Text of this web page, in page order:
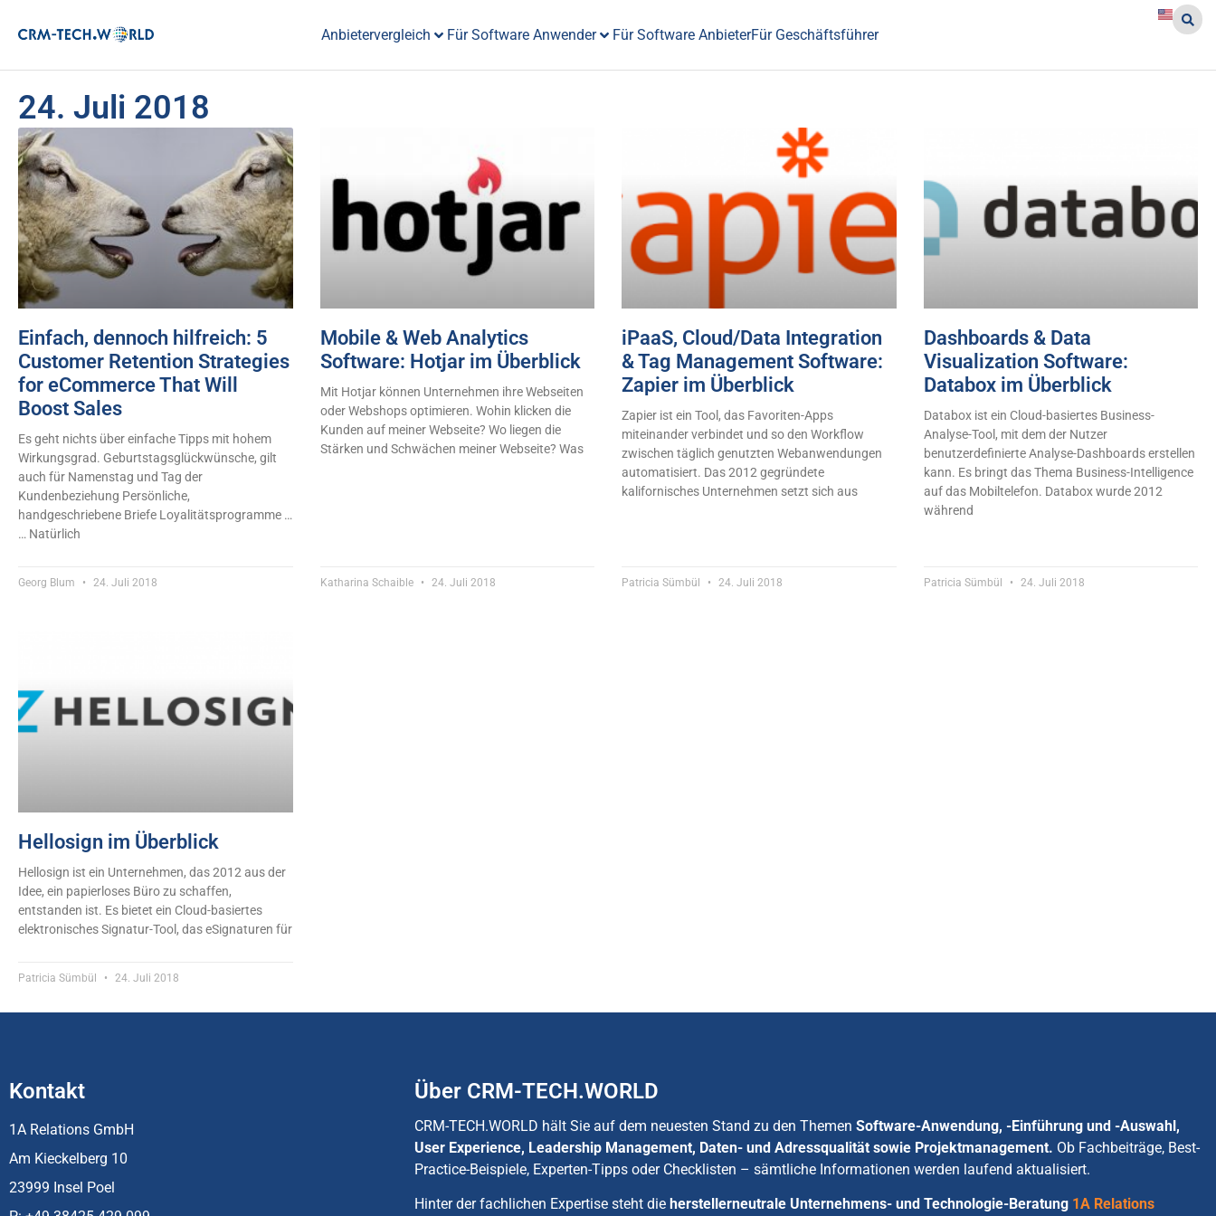
Anbietervergleich Für Software Anwender Für Software AnbieterFür Geschäftsführer
24. Juli 2018
Einfach, dennoch hilfreich: 5
Customer Retention Strategies
for eCommerce That Will
Boost Sales
Es geht nichts über einfache Tipps mit hohem
Wirkungsgrad. Geburtstagsglückwünsche, gilt
auch für Namenstag und Tag der
Kundenbeziehung Persönliche,
handgeschriebene Briefe Loyalitätsprogramme …
… Natürlich
Georg Blum 24. Juli 2018
Mobile & Web Analytics
Software: Hotjar im Überblick
Mit Hotjar können Unternehmen ihre Webseiten
oder Webshops optimieren. Wohin klicken die
Kunden auf meiner Webseite? Wo liegen die
Stärken und Schwächen meiner Webseite? Was
Katharina Schaible 24. Juli 2018
iPaaS, Cloud/Data Integration
& Tag Management Software:
Zapier im Überblick
Zapier ist ein Tool, das Favoriten-Apps
miteinander verbindet und so den Workflow
zwischen täglich genutzten Webanwendungen
automatisiert. Das 2012 gegründete
kalifornisches Unternehmen setzt sich aus
Patricia Sümbül 24. Juli 2018
Dashboards & Data
Visualization Software:
Databox im Überblick
Databox ist ein Cloud-basiertes Business-
Analyse-Tool, mit dem der Nutzer
benutzerdefinierte Analyse-Dashboards erstellen
kann. Es bringt das Thema Business-Intelligence
auf das Mobiltelefon. Databox wurde 2012
während
Patricia Sümbül 24. Juli 2018
Hellosign im Überblick
Hellosign ist ein Unternehmen, das 2012 aus der
Idee, ein papierloses Büro zu schaffen,
entstanden ist. Es bietet ein Cloud-basiertes
elektronisches Signatur-Tool, das eSignaturen für
Patricia Sümbül 24. Juli 2018
Kontakt
1A Relations GmbH
Am Kieckelberg 10
23999 Insel Poel
Über CRM-TECH.WORLD
CRM-TECH.WORLD hält Sie auf dem neuesten Stand zu den Themen Software-Anwendung, -Einführung und -Auswahl,
User Experience, Leadership Management, Daten- und Adressqualität sowie Projektmanagement. Ob Fachbeiträge, Best-
Practice-Beispiele, Experten-Tipps oder Checklisten – sämtliche Informationen werden laufend aktualisiert.
Hinter der fachlichen Expertise steht die herstellerneutrale Unternehmens- und Technologie-Beratung 1A Relations